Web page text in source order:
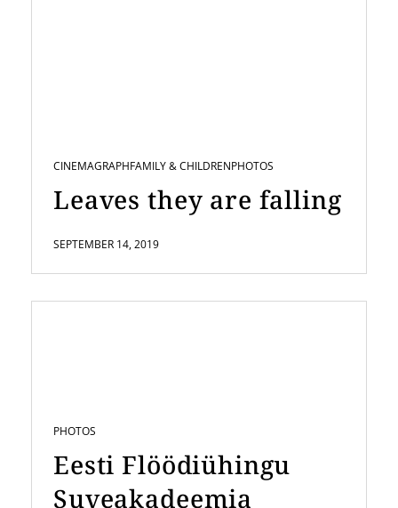
CINEMAGRAPHFAMILY & CHILDRENPHOTOS
Leaves they are falling
SEPTEMBER 14, 2019
PHOTOS
Eesti Flöödiühingu
Suveakadeemia